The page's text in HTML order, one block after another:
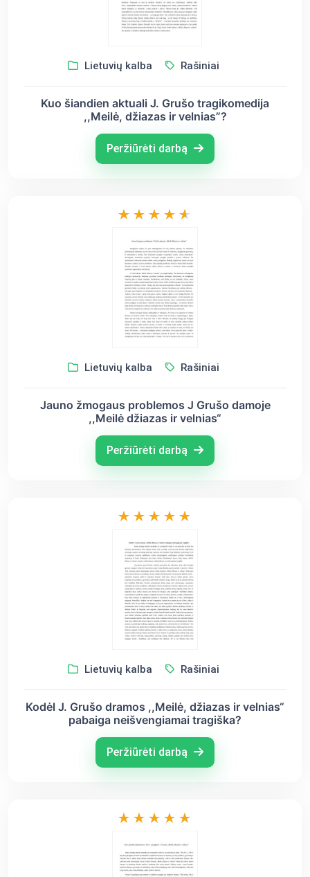
Lietuvių kalba Rašiniai
Kuo šiandien aktuali J. Grušo tragikomedija
,,Meilė, džiazas ir velnias”?
Peržiūrėti darbą
Lietuvių kalba Rašiniai
Jauno žmogaus problemos J Grušo damoje
,,Meilė džiazas ir velnias“
Peržiūrėti darbą
Lietuvių kalba Rašiniai
Kodėl J. Grušo dramos ,,Meilė, džiazas ir velnias“
pabaiga neišvengiamai tragiška?
Peržiūrėti darbą